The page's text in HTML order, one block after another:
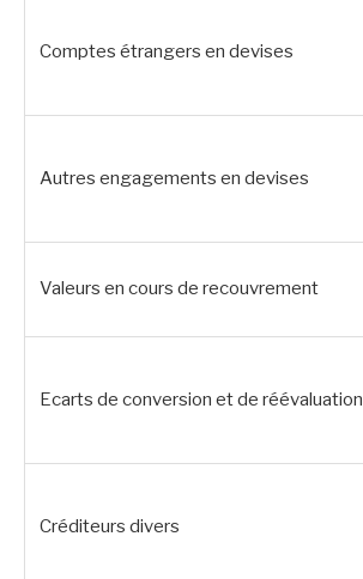
Comptes étrangers en devises
Autres engagements en devises
Valeurs en cours de recouvrement
Ecarts de conversion et de réévaluation
Créditeurs divers